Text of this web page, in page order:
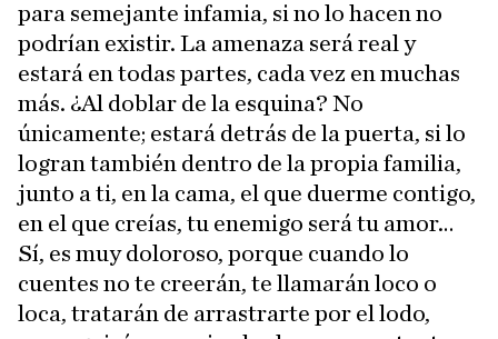
para semejante infamia, si no lo hacen no
podrían existir. La amenaza será real y
estará en todas partes, cada vez en muchas
más. ¿Al doblar de la esquina? No
únicamente; estará detrás de la puerta, si lo
logran también dentro de la propia familia,
junto a ti, en la cama, el que duerme contigo,
en el que creías, tu enemigo será tu amor…
Sí, es muy doloroso, porque cuando lo
cuentes no te creerán, te llamarán loco o
loca, tratarán de arrastrarte por el lodo,